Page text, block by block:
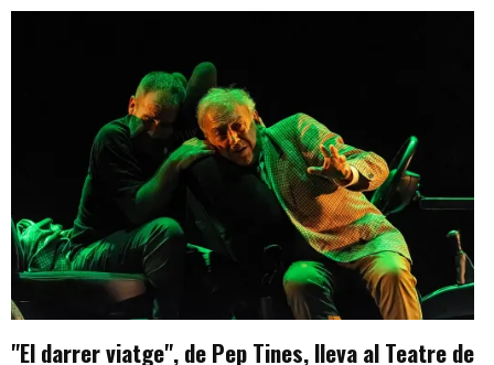
"El darrer viatge", de Pep Tines, lleva al Teatre de